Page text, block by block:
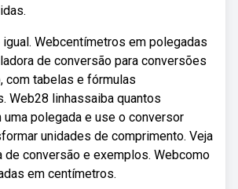
igual. Webcentímetros em polegadas
de conversão para conversões
com tabelas e fórmulas
Web28 linhassaiba quantos
polegada e use o conversor
unidades de comprimento. Veja
de conversão e exemplos. Webcomo
em centímetros.